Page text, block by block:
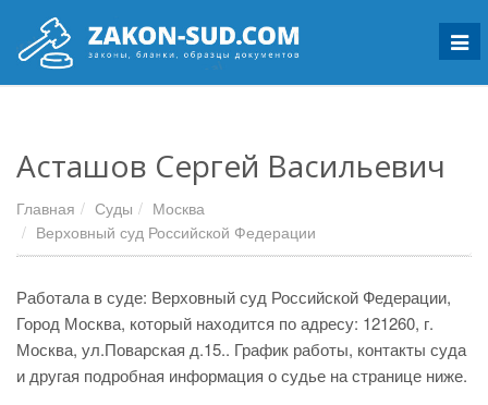
Асташов Сергей Васильевич
Главная Суды
Москва
Верховный суд Российской Федерации
Работала в суде: Верховный суд Российской Федерации,
Город Москва, который находится по адресу: 121260, г.
Москва, ул.Поварская д.15.. График работы, контакты суда
и другая подробная информация о судье на странице ниже.